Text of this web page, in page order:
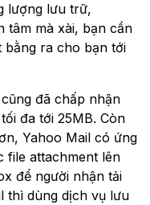
lượng lưu trữ,
tâm mà xài, bạn cần
bằng ra cho bạn tới
đã chấp nhận
đa tới 25MB. Còn
Yahoo Mail có ứng
file attachment lên
để người nhận tải
thì dùng dịch vụ lưu